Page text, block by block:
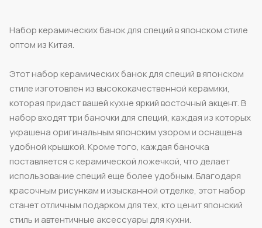
Набор керамических банок для специй в японском стиле
оптом из Китая.
Этот набор керамических банок для специй в японском
стиле изготовлен из высококачественной керамики,
которая придаст вашей кухне яркий восточный акцент. В
набор входят три баночки для специй, каждая из которых
украшена оригинальным японским узором и оснащена
удобной крышкой. Кроме того, каждая баночка
поставляется с керамической ложечкой, что делает
использование специй еще более удобным. Благодаря
красочным рисункам и изысканной отделке, этот набор
станет отличным подарком для тех, кто ценит японский
стиль и автентичные аксессуары для кухни.